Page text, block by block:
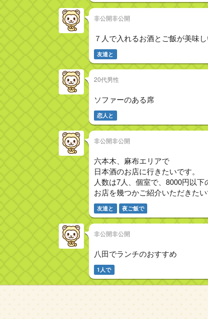
非公開非公開
７人で入れるお酒とご飯が美味
友達と
20代男性
ソファーのある席
恋人と
非公開非公開
六本木、麻布エリアで
日本酒のお店に行きたいです。
人数は7人、個室で、8000円以下
お店を幾つかご紹介いただきたい
友達と 夜ご飯で
非公開非公開
八田でランチのおすすめ
1人で